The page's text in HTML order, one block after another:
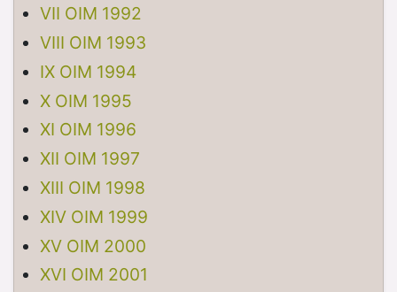
VII OIM 1992
VIII OIM 1993
IX OIM 1994
X OIM 1995
XI OIM 1996
XII OIM 1997
XIII OIM 1998
XIV OIM 1999
XV OIM 2000
XVI OIM 2001